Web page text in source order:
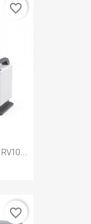
favorite_border
favorite_border